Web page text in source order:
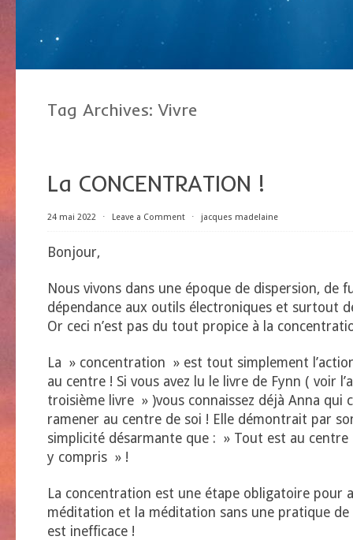
Tag Archives:Vivre
La CONCENTRATION !
24 mai 2022 ⋅ Leave a Comment ⋅ jacques madelaine
Bonjour,
Nous vivons dans une époque de dispersion, de
dépendance aux outils électroniques et surtout
Or ceci n’est pas du tout propice à la
La » concentration » est tout simplement
au centre ! Si vous avez lu le livre de Fynn ( voir
troisième livre » )vous connaissez déjà Anna qui
ramener au centre de soi ! Elle démontrait par
simplicité désarmante que : » Tout est au
y compris » !
La concentration est une étape obligatoire pour
méditation et la méditation sans une pratique
est inefficace !